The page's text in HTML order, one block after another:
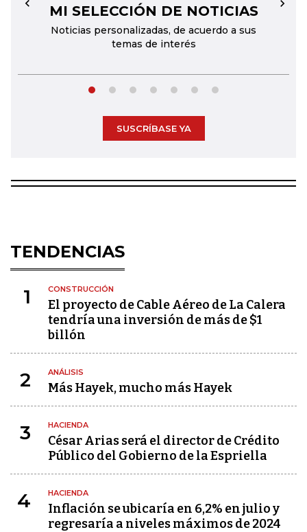
MI SELECCIÓN DE NOTICIAS
Noticias personalizadas, de acuerdo a sus
temas de interés
← →
SUSCRÍBASE YA
TENDENCIAS
1 CONSTRUCCIÓN
El proyecto de Cable Aéreo de La Calera
tendría una inversión de más de $1
billón
2 ANÁLISIS
Más Hayek, mucho más Hayek
3 HACIENDA
César Arias será el director de Crédito
Público del Gobierno de la Espriella
4 HACIENDA
Inflación se ubicaría en 6,2% en julio y
regresaría a niveles máximos de 2024